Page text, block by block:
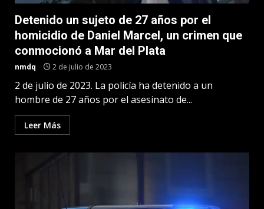
Detenido un sujeto de 27 años por el
homicidio de Daniel Marcel, un crimen que
conmocionó a Mar del Plata
nmdq 2 de julio de 2023
2 de julio de 2023. La policía ha detenido a un
hombre de 27 años por el asesinato de...
Leer Más